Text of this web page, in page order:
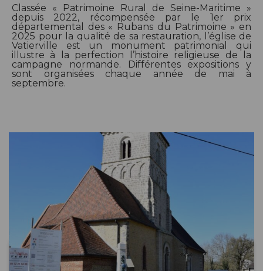
Classée « Patrimoine Rural de Seine-Maritime »
depuis 2022, récompensée par le 1er prix
départemental des « Rubans du Patrimoine » en
2025 pour la qualité de sa restauration, l’église de
Vatierville est un monument patrimonial qui
illustre à la perfection l’histoire religieuse de la
campagne normande. Différentes expositions y
sont organisées chaque année de mai à
septembre.